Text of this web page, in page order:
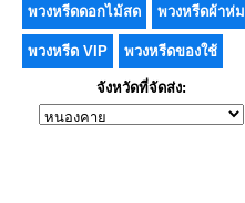
พวงหรีดดอกไม้สด พวงหรีดผ้าห่ม
พวงหรีด VIP พวงหรีดของใช้
จังหวัดที่จัดส่ง: